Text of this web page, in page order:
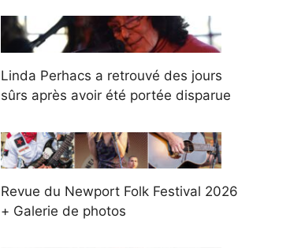
Linda Perhacs a retrouvé des jours
sûrs après avoir été portée disparue
Revue du Newport Folk Festival 2026
+ Galerie de photos